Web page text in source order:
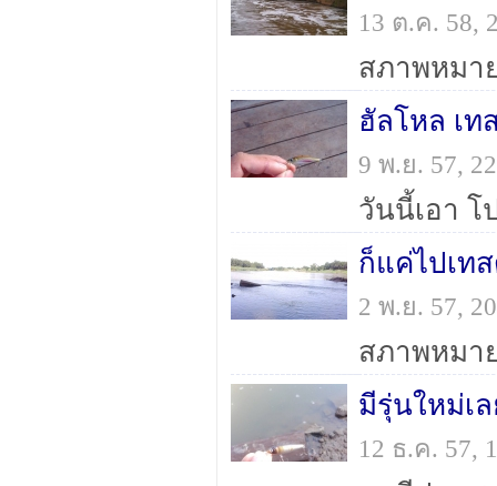
13 ต.ค. 58,
สภาพหมา
ฮัลโหล เท
9 พ.ย. 57,
ก็แค่ไปเทส
2 พ.ย. 57,
สภาพหมา
มีรุ่นใหม่เ
12 ธ.ค. 57,